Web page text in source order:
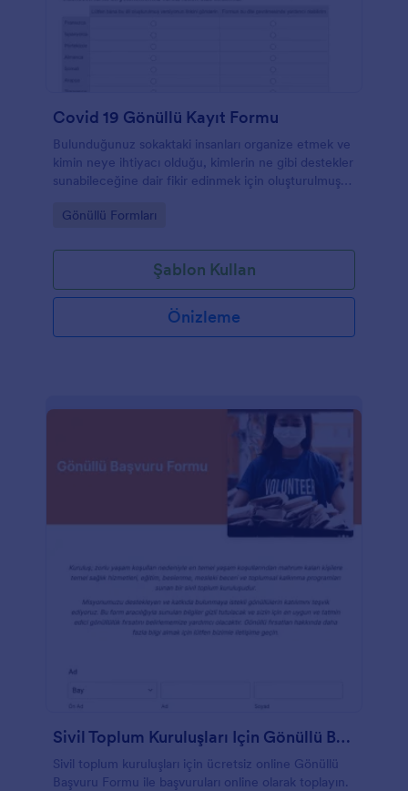
Covid 19 Gönüllü Kayıt Formu
Bulunduğunuz sokaktaki insanları organize etmek ve
kimin neye ihtiyacı olduğu, kimlerin ne gibi destekler
sunabileceğine dair fikir edinmek için oluşturulmuş
Go to Category:
Gönüllü Formları
Şablon Kullan
Önizleme
Sivil Toplum Kuruluşları Için Gönüllü Başvuru Formu
Sivil toplum kuruluşları için ücretsiz online Gönüllü
Başvuru Formu ile başvuruları online olarak toplayın.